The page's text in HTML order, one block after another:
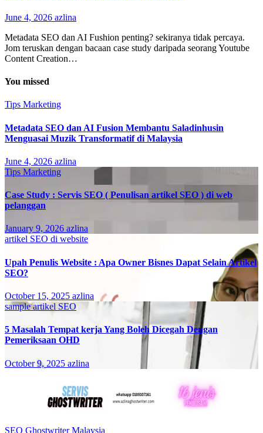
June 4, 2026 azlina
Metadata SEO dan AI Fushion penting? sekiranya tidak percaya.
Jom teruskan dengan bacaan case study daripada seorang Youtube
Content Creation…
You missed
Tips Marketing
Metadata SEO dan AI Fusion Membantu Saladinhusin
Menguasai Muzik Transformatif di Malaysia
June 4, 2026 azlina
Tips Marketing
Case Study : Servis SEO ( Penulisan artikel SEO ) di web
pelanggan
January 9, 2026 azlina
artikel SEO di website
Upah Penulis Website : Apa Owner Bisnes Dapat Selain Artikel
SEO?
October 15, 2025 azlina
sample artikel SEO
5 Masalah Tempat kerja Yang Boleh Dicegah Dengan
Pemeriksaan OHD
October 9, 2025 azlina
SEO Ghostwriter Malaysia